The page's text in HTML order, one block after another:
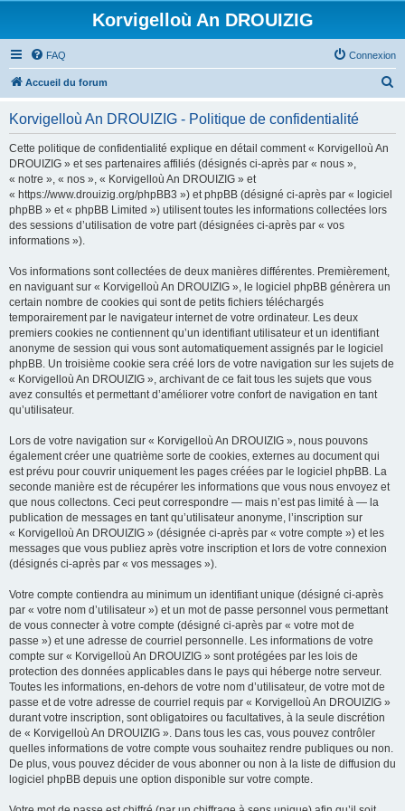
Korvigelloù An DROUIZIG
FAQ Connexion
Accueil du forum
Korvigelloù An DROUIZIG - Politique de confidentialité
Cette politique de confidentialité explique en détail comment « Korvigelloù An
DROUIZIG » et ses partenaires affiliés (désignés ci-après par « nous »,
« notre », « nos », « Korvigelloù An DROUIZIG » et
« https://www.drouizig.org/phpBB3 ») et phpBB (désigné ci-après par « logiciel
phpBB » et « phpBB Limited ») utilisent toutes les informations collectées lors
des sessions d’utilisation de votre part (désignées ci-après par « vos
informations »).
Vos informations sont collectées de deux manières différentes. Premièrement,
en naviguant sur « Korvigelloù An DROUIZIG », le logiciel phpBB génèrera un
certain nombre de cookies qui sont de petits fichiers téléchargés
temporairement par le navigateur internet de votre ordinateur. Les deux
premiers cookies ne contiennent qu’un identifiant utilisateur et un identifiant
anonyme de session qui vous sont automatiquement assignés par le logiciel
phpBB. Un troisième cookie sera créé lors de votre navigation sur les sujets de
« Korvigelloù An DROUIZIG », archivant de ce fait tous les sujets que vous
avez consultés et permettant d’améliorer votre confort de navigation en tant
qu’utilisateur.
Lors de votre navigation sur « Korvigelloù An DROUIZIG », nous pouvons
également créer une quatrième sorte de cookies, externes au document qui
est prévu pour couvrir uniquement les pages créées par le logiciel phpBB. La
seconde manière est de récupérer les informations que vous nous envoyez et
que nous collectons. Ceci peut correspondre — mais n’est pas limité à — la
publication de messages en tant qu’utilisateur anonyme, l’inscription sur
« Korvigelloù An DROUIZIG » (désignée ci-après par « votre compte ») et les
messages que vous publiez après votre inscription et lors de votre connexion
(désignés ci-après par « vos messages »).
Votre compte contiendra au minimum un identifiant unique (désigné ci-après
par « votre nom d’utilisateur ») et un mot de passe personnel vous permettant
de vous connecter à votre compte (désigné ci-après par « votre mot de
passe ») et une adresse de courriel personnelle. Les informations de votre
compte sur « Korvigelloù An DROUIZIG » sont protégées par les lois de
protection des données applicables dans le pays qui héberge notre serveur.
Toutes les informations, en-dehors de votre nom d’utilisateur, de votre mot de
passe et de votre adresse de courriel requis par « Korvigelloù An DROUIZIG »
durant votre inscription, sont obligatoires ou facultatives, à la seule discrétion
de « Korvigelloù An DROUIZIG ». Dans tous les cas, vous pouvez contrôler
quelles informations de votre compte vous souhaitez rendre publiques ou non.
De plus, vous pouvez décider de vous abonner ou non à la liste de diffusion du
logiciel phpBB depuis une option disponible sur votre compte.